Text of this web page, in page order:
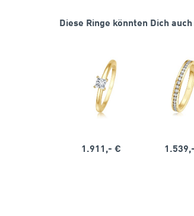
Diese Ringe könnten Dich
1.911,- €